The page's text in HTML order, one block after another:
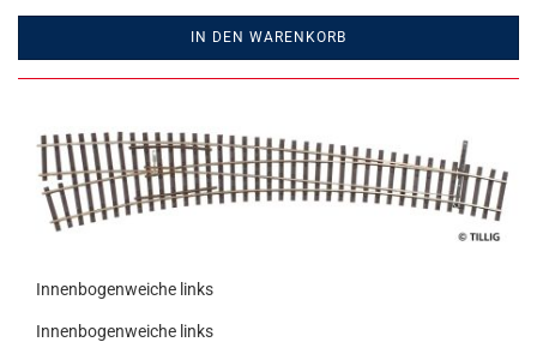
IN DEN WARENKORB
Innenbogenweiche links
Innenbogenweiche links